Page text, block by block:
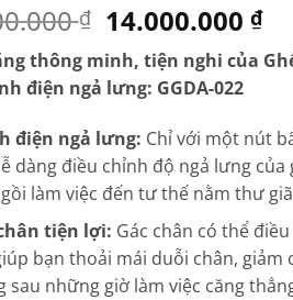
₫ Giá
gốc
là:
16.000.000 ₫.
14.000.000 ₫Giá
thông minh, tiện nghi của
điện ngả lưng: GGDA-022
điện ngả lưng: Chỉ với một nút
dàng điều chỉnh độ ngả lưng
làm việc đến tư thế nằm thư
tiện lợi: Gác chân có thể
bạn thoải mái duỗi chân, giảm
sau những giờ làm việc căng